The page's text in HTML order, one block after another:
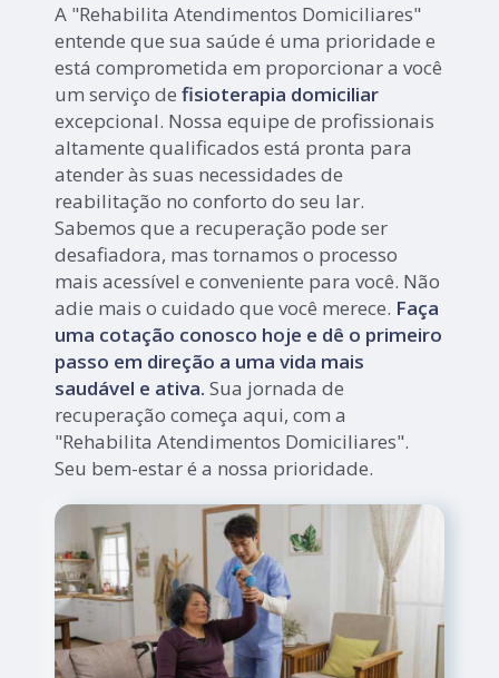
A "Rehabilita Atendimentos Domiciliares"
entende que sua saúde é uma prioridade e
está comprometida em proporcionar a você
um serviço defisioterapia domiciliar
excepcional. Nossa equipe de profissionais
altamente qualificados está pronta para
atender às suas necessidades de
reabilitação no conforto do seu lar.
Sabemos que a recuperação pode ser
desafiadora, mas tornamos o processo
mais acessível e conveniente para você. Não
adie mais o cuidado que você merece. Faça
uma cotação conosco hoje e dê o primeiro
passo em direção a uma vida mais
saudável e ativa. Sua jornada de
recuperação começa aqui, com a
"Rehabilita Atendimentos Domiciliares".
Seu bem-estar é a nossa prioridade.